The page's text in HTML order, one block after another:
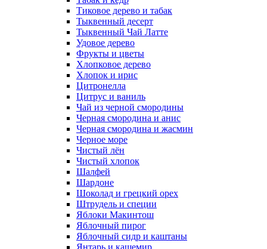
Тиковое дерево и табак
Тыквенный десерт
Тыквенный Чай Латте
Удовое дерево
Фрукты и цветы
Хлопковое дерево
Хлопок и ирис
Цитронелла
Цитрус и ваниль
Чай из черной смородины
Черная смородина и анис
Черная смородина и жасмин
Черное море
Чистый лён
Чистый хлопок
Шалфей
Шардоне
Шоколад и грецкий орех
Штрудель и специи
Яблоки Макинтош
Яблочный пирог
Яблочный сидр и каштаны
Янтарь и кашемир